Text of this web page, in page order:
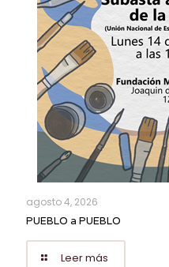
agosto 4, 2026
PUEBLO a PUEBLO
Leer más